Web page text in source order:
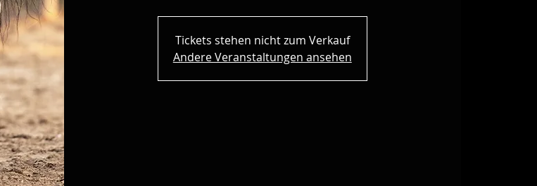
Tickets stehen nicht zum Verkauf
Andere Veranstaltungen ansehen